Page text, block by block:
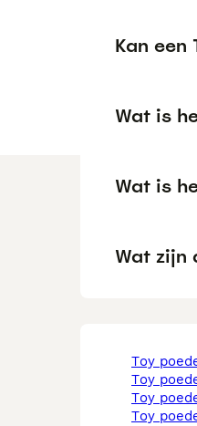
Kan een
Wat is
Wat is
Wat zijn
toy
toy
toy
toy